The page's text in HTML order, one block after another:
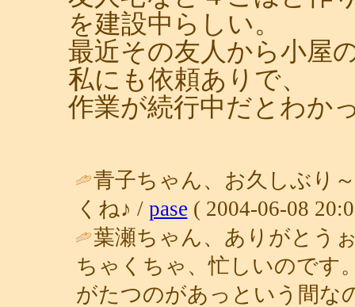
を建設中らしい。
最近その友人から小屋
私にも依頼ありで、
作業が続行中だとわか
青子ちゃん、お久しぶり
くね♪ / pase ( 2004-06-08
葉瀬ちゃん、ありがとう
ちゃくちゃ、忙しいのです
がたつのがあっという間な